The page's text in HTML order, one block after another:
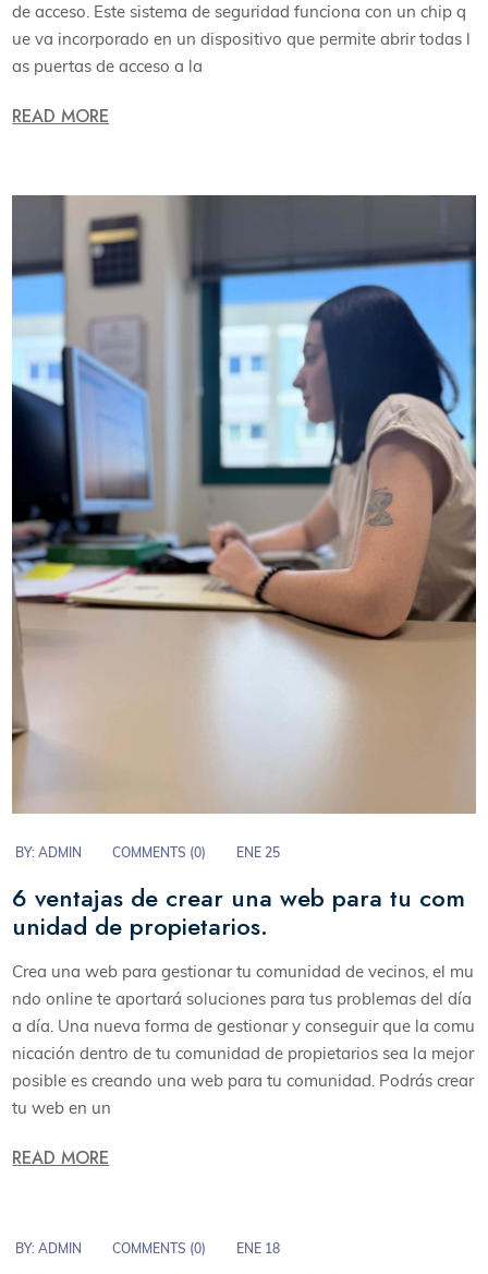
de acceso. Este sistema de seguridad funciona con un chip q
ue va incorporado en un dispositivo que permite abrir todas l
as puertas de acceso a la
READ MORE
BY:ADMIN COMMENTS (0) ENE 25
6 ventajas de crear una web para tu com
unidad de propietarios.
Crea una web para gestionar tu comunidad de vecinos, el mu
ndo online te aportará soluciones para tus problemas del día
a día. Una nueva forma de gestionar y conseguir que la comu
nicación dentro de tu comunidad de propietarios sea la mejor
posible es creando una web para tu comunidad. Podrás crear
tu web en un
READ MORE
BY:ADMIN COMMENTS (0) ENE 18